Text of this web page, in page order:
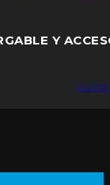
Y
GLOSS